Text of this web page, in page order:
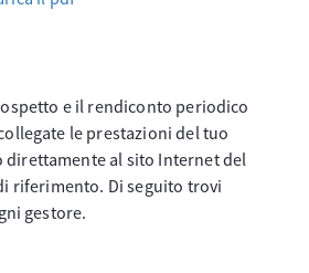
e il rendiconto periodico
le prestazioni del tuo
direttamente al sito Internet del
riferimento. Di seguito trovi
gestore.